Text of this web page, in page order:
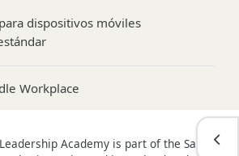
dispositivos móviles
Workplace
Academy is part of the Save